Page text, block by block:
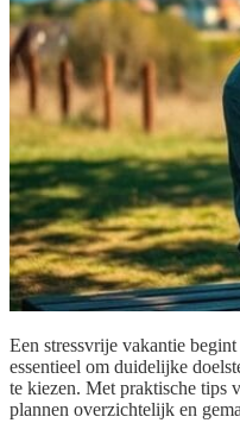
Een stressvrije vakantie
essentieel om duidelijke
te kiezen. Met praktische tips
plannen overzichtelijk en